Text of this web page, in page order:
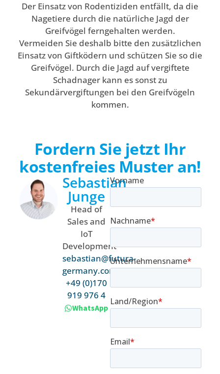
Der Einsatz von Rodentiziden entfällt, da die
Nagetiere durch die natürliche Jagd der
Greifvögel ferngehalten werden.
Vermeiden Sie deshalb bitte den zusätzlichen
Einsatz von Giftködern und schützen Sie so die
Greifvögel. Durch die Jagd auf vergiftete
Schadnager kann es sonst zu
Sekundärvergiftungen bei den Greifvögeln
kommen.
Fordern Sie jetzt Ihr
kostenfreies Muster an!
Sebastian
Junge
Head of
Sales and
IoT
Development
sebastian@futura-
germany.com
+49 (0)170
919 976 4
WhatsApp